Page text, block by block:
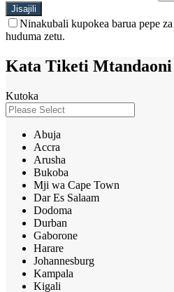
Ninakubali kupokea barua pepe
huduma zetu.
Kata Tiketi Mtandaoni
Kutoka
Abuja
Accra
Arusha
Bukoba
Mji wa Cape Town
Dar Es Salaam
Dodoma
Durban
Gaborone
Harare
Johannesburg
Kampala
Kigali